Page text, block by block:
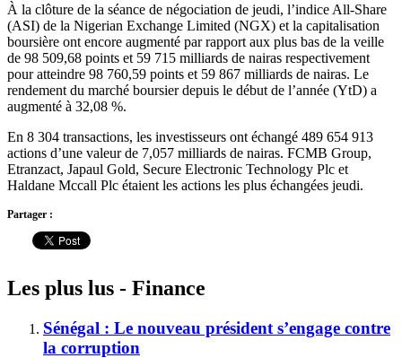
À la clôture de la séance de négociation de jeudi, l’indice All-Share
(ASI) de la Nigerian Exchange Limited (NGX) et la capitalisation
boursière ont encore augmenté par rapport aux plus bas de la veille
de 98 509,68 points et 59 715 milliards de nairas respectivement
pour atteindre 98 760,59 points et 59 867 milliards de nairas. Le
rendement du marché boursier depuis le début de l’année (YtD) a
augmenté à 32,08 %.
En 8 304 transactions, les investisseurs ont échangé 489 654 913
actions d’une valeur de 7,057 milliards de nairas. FCMB Group,
Etranzact, Japaul Gold, Secure Electronic Technology Plc et
Haldane Mccall Plc étaient les actions les plus échangées jeudi.
Partager :
Les plus lus - Finance
Sénégal : Le nouveau président s’engage contre
la corruption